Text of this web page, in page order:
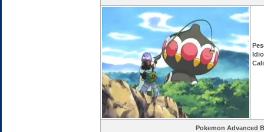
Pokemon Advanced